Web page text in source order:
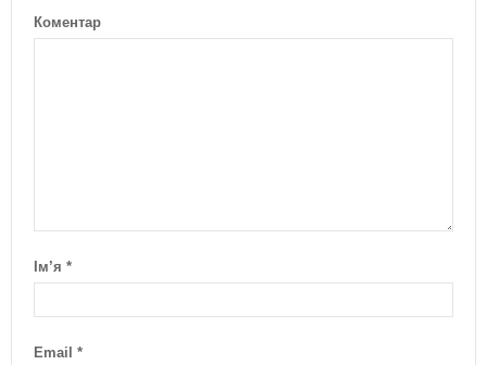
Коментар
Ім’я *
Email *